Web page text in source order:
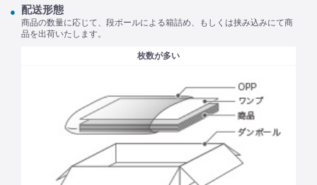
配送形態
商品の数量に応じて、段ボールによる箱詰め、もしくは挟み込みにて商
品を出荷いたします。
枚数が多い